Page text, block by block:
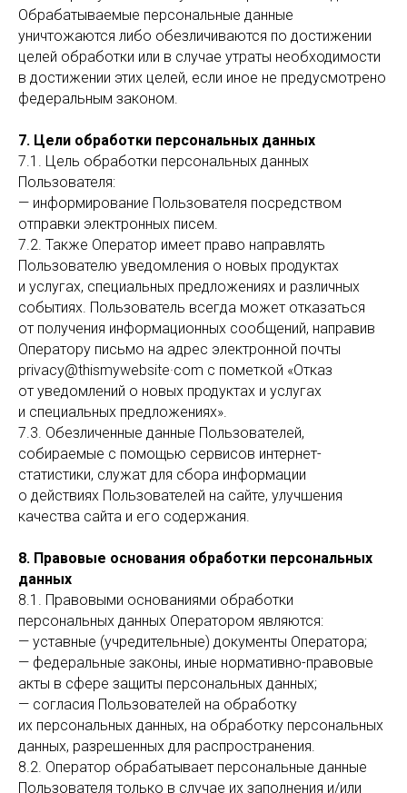
Обрабатываемые персональные данные
уничтожаются либо обезличиваются по достижении
целей обработки или в случае утраты необходимости
в достижении этих целей, если иное не предусмотрено
федеральным законом.
7. Цели обработки персональных данных
7.1. Цель обработки персональных данных
Пользователя:
— информирование Пользователя посредством
отправки электронных писем.
7.2. Также Оператор имеет право направлять
Пользователю уведомления о новых продуктах
и услугах, специальных предложениях и различных
событиях. Пользователь всегда может отказаться
от получения информационных сообщений, направив
Оператору письмо на адрес электронной почты
privacy@thismywebsite·com с пометкой «Отказ
от уведомлений о новых продуктах и услугах
и специальных предложениях».
7.3. Обезличенные данные Пользователей,
собираемые с помощью сервисов интернет-
статистики, служат для сбора информации
о действиях Пользователей на сайте, улучшения
качества сайта и его содержания.
8. Правовые основания обработки персональных
данных
8.1. Правовыми основаниями обработки
персональных данных Оператором являются:
— уставные (учредительные) документы Оператора;
— федеральные законы, иные нормативно-правовые
акты в сфере защиты персональных данных;
— согласия Пользователей на обработку
их персональных данных, на обработку персональных
данных, разрешенных для распространения.
8.2. Оператор обрабатывает персональные данные
Пользователя только в случае их заполнения и/или